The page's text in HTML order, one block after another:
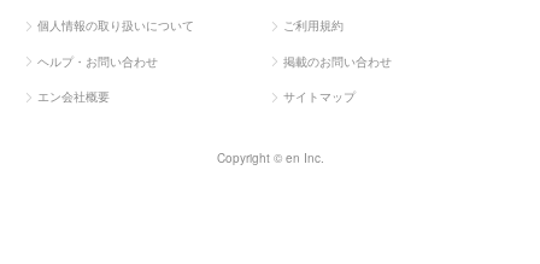
個人情報の取り扱いについて ご利用規約
ヘルプ・お問い合わせ 掲載のお問い合わせ
エン会社概要 サイトマップ
Copyright © en Inc.